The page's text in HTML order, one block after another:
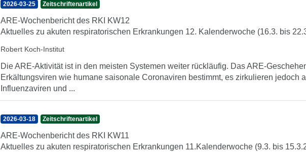
2026-03-25 Zeitschriftenartikel
ARE-Wochenbericht des RKI KW12
Aktuelles zu akuten respiratorischen Erkrankungen 12. Kalenderwoche (16.3. bis
Robert Koch-Institut
Die ARE-Aktivität ist in den meisten Systemen weiter rückläufig. Das ARE-
Erkältungsviren wie humane saisonale Coronaviren bestimmt, es zirkulieren jedoch
Influenzaviren und ...
2026-03-18 Zeitschriftenartikel
ARE-Wochenbericht des RKI KW11
Aktuelles zu akuten respiratorischen Erkrankungen 11.Kalenderwoche (9.3. bis